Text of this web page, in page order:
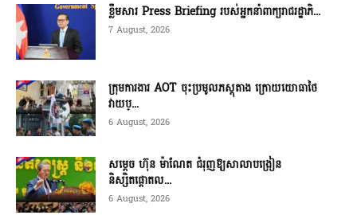
ខ្លឹមសារ Press Briefing របស់អ្នកនាំពាក្យរាជរដ្ឋាភិ...
7 August, 2026
ក្រុមការងារ AOT ចុះប្រមូលភស្តុតាង ក្រោយយោធាថៃ
វាយប្...
6 August, 2026
សម្តេច ហ៊ុន ម៉ាណែត ជំរុញឱ្យសាលាបង្រៀន
និស្សិតផ្តោតល...
6 August, 2026